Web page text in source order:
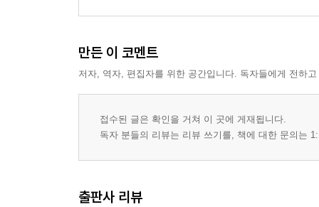
만든 이 코멘트
저자, 역자, 편집자를 위한 공간입니다. 독자들에게 전하
접수된 글은 확인을 거쳐 이 곳에 게재됩니다.
독자 분들의 리뷰는 리뷰 쓰기를, 책에 대한 문의는
출판사 리뷰